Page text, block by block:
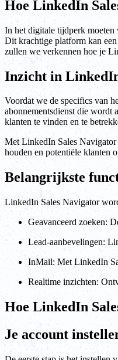
Hoe LinkedIn
In het digitale tijdperk moeten
Dit krachtige platform kan
zullen we verkennen hoe je
Inzicht in
Voordat we de specifics van
abonnementsdienst die wordt
klanten te vinden en te
Met LinkedIn Sales
houden en potentiële klanten
Belangrijkste
LinkedIn Sales Navigator
Geavanceerd zoeken:
Lead-aanbevelingen:
InMail: Met LinkedIn
Realtime inzichten:
Hoe LinkedIn
Je account